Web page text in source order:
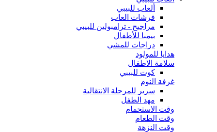
ألعاب للبيبي
فرشات العاب
مراجيح - ترامبولين للبيبي
بيمبا للأطفال
دراجات للمشي
هدايا للمولود
سلامة الاطفال
كوت للبيبي
غرفة النوم
سرير للمرحلة الانتقالية
مهد الطفل
وقت الاستحمام
وقت الطعام
وقت النزهة